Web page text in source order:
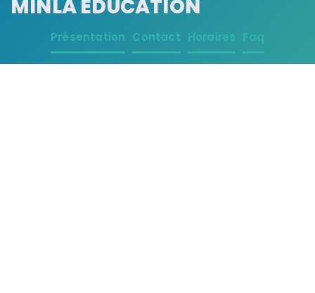
MINLA EDUCATION
Présentation Contact Horaires Faq